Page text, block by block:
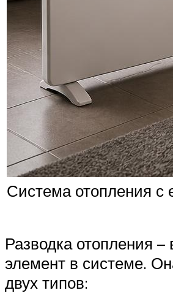
Система отопления с
Разводка отопления
элемент в системе.
двух типов: